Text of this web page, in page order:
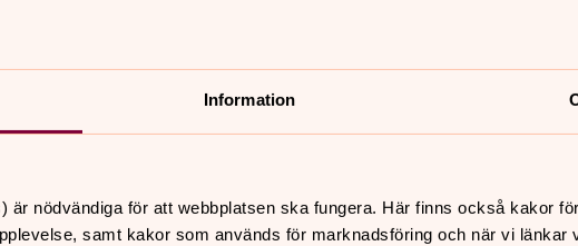
Information
är nödvändiga för att webbplatsen ska fungera. Här finns också kakor
samt kakor som används för marknadsföring och när vi länkar